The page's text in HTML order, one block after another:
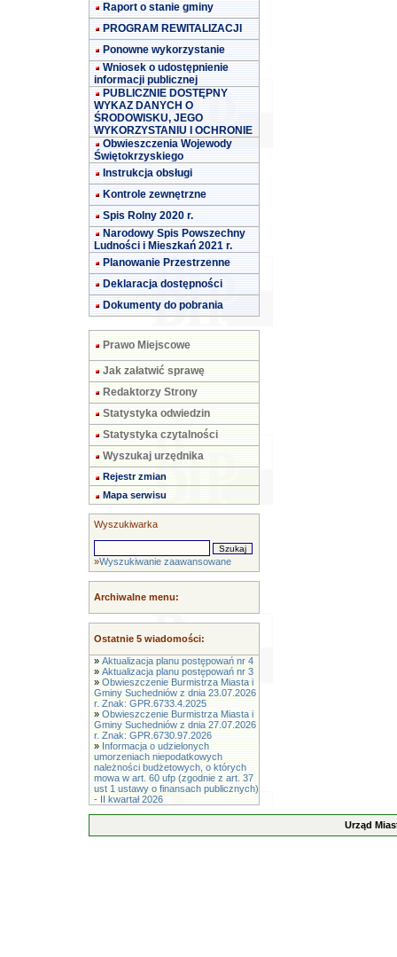
Raport o stanie gminy
PROGRAM REWITALIZACJI
Ponowne wykorzystanie
Wniosek o udostępnienie
informacji publicznej
PUBLICZNIE DOSTĘPNY
WYKAZ DANYCH O
ŚRODOWISKU, JEGO
WYKORZYSTANIU I OCHRONIE
Obwieszczenia Wojewody
Świętokrzyskiego
Instrukcja obsługi
Kontrole zewnętrzne
Spis Rolny 2020 r.
Narodowy Spis Powszechny
Ludności i Mieszkań 2021 r.
Planowanie Przestrzenne
Deklaracja dostępności
Dokumenty do pobrania
Prawo Miejscowe
Jak załatwić sprawę
Redaktorzy Strony
Statystyka odwiedzin
Statystyka czytalności
Wyszukaj urzędnika
Rejestr zmian
Mapa serwisu
Wyszukiwarka
»Wyszukiwanie zaawansowane
Archiwalne menu:
Ostatnie 5 wiadomości:
» Aktualizacja planu postępowań nr 4
» Aktualizacja planu postępowań nr 3
» Obwieszczenie Burmistrza Miasta i
Gminy Suchedniów z dnia 23.07.2026
r. Znak: GPR.6733.4.2025
» Obwieszczenie Burmistrza Miasta i
Gminy Suchedniów z dnia 27.07.2026
r. Znak: GPR.6730.97.2026
» Informacja o udzielonych
umorzeniach niepodatkowych
należności budżetowych, o których
mowa w art. 60 ufp (zgodnie z art. 37
ust 1 ustawy o finansach publicznych)
- II kwartał 2026
Urząd